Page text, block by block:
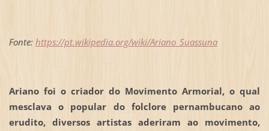
Fonte: https://pt.wikipedia.org/wiki/Ariano_Suassuna
Ariano foi o criador do Movimento Armorial, o qual
mesclava o popular do folclore pernambucano ao
erudito, diversos artistas aderiram ao movimento,